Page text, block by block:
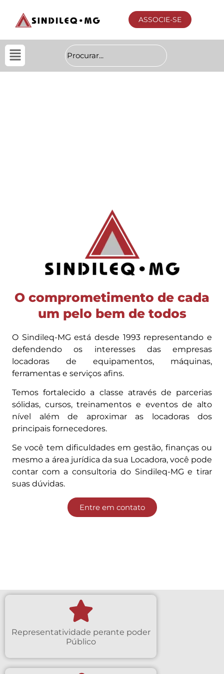
ASSOCIE-SE
O comprometimento de cada
um pelo bem de todos
O Sindileq-MG está desde 1993 representando e
defendendo os interesses das empresas
locadoras de equipamentos, máquinas,
ferramentas e serviços afins.
Temos fortalecido a classe através de parcerias
sólidas, cursos, treinamentos e eventos de alto
nível além de aproximar as locadoras dos
principais fornecedores.
Se você tem dificuldades em gestão, finanças ou
mesmo a área jurídica da sua Locadora, você pode
contar com a consultoria do Sindileq-MG e tirar
suas dúvidas.
Entre em contato
Representatividade perante poder
Público